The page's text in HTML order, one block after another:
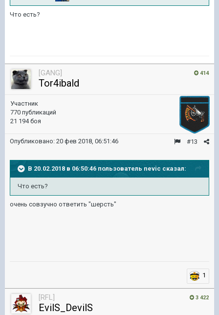
Что есть?
414
[GANG]
Tor4ibald
Участник
770 публикаций
21 194 боя
#13
Опубликовано: 20 фев 2018, 06:51:46
В 20.02.2018 в 06:50:46 пользователь nevic сказал:
Что есть?
очень совзучно ответить "шерсть"
1
3 422
[RFL]
EvilS_DevilS